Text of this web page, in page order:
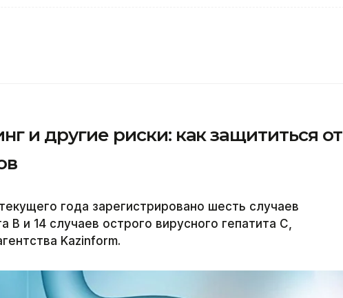
и другие риски: как защититься от
года зарегистрировано шесть случаев
В и 14 случаев острого вирусного гепатита С,
Kazinform.